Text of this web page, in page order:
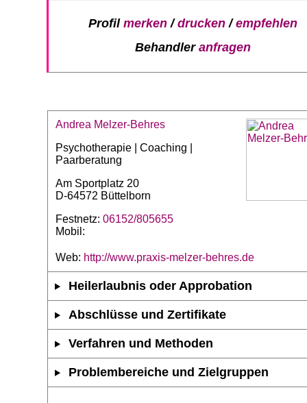
Profil merken/drucken/empfehlen
Behandler anfragen
Andrea Melzer-Behres
Psychotherapie | Coaching |
Paarberatung
Am Sportplatz 20
D-64572 Büttelborn
Festnetz: 06152/805655
Mobil:
Web: http://www.praxis-melzer-behres.de
Heilerlaubnis oder Approbation
Abschlüsse und Zertifikate
Verfahren und Methoden
Problembereiche und Zielgruppen